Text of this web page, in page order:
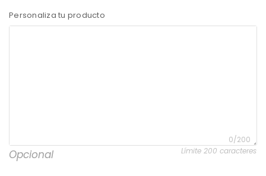
Personaliza tu producto
0/200
Límite 200 caracteres
Opcional